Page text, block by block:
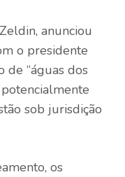
anunciou
o presidente
de “águas dos
sob jurisdição
os